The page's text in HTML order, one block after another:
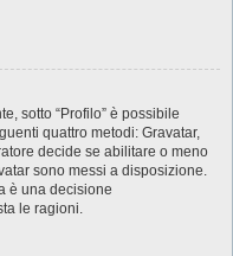
sotto “Profilo” è possibile
quattro metodi: Gravatar,
decide se abilitare o meno
sono messi a disposizione.
è una decisione
le ragioni.